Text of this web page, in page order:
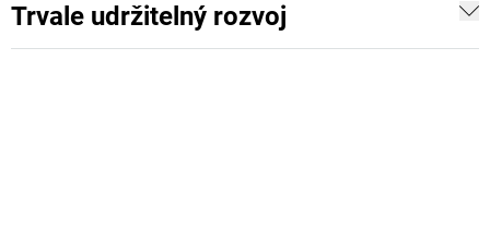
Trvale udržitelný rozvoj